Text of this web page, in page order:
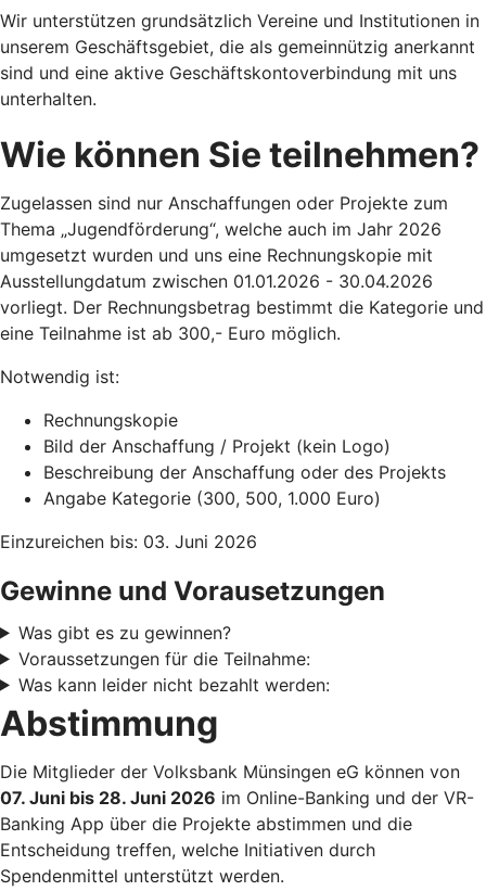
Wir unterstützen grundsätzlich Vereine und Institutionen in
unserem Geschäftsgebiet, die als gemeinnützig anerkannt
sind und eine aktive Geschäftskontoverbindung mit uns
unterhalten.
Wie können Sie teilnehmen?
Zugelassen sind nur Anschaffungen oder Projekte zum
Thema „Jugendförderung“, welche auch im Jahr 2026
umgesetzt wurden und uns eine Rechnungskopie mit
Ausstellungdatum zwischen 01.01.2026 - 30.04.2026
vorliegt. Der Rechnungsbetrag bestimmt die Kategorie und
eine Teilnahme ist ab 300,- Euro möglich.
Notwendig ist:
Rechnungskopie
Bild der Anschaffung / Projekt (kein Logo)
Beschreibung der Anschaffung oder des Projekts
Angabe Kategorie (300, 500, 1.000 Euro)
Einzureichen bis: 03. Juni 2026
Gewinne und Vorausetzungen
Was gibt es zu gewinnen?
Voraussetzungen für die Teilnahme:
Was kann leider nicht bezahlt werden:
Abstimmung
Die Mitglieder der Volksbank Münsingen eG können von
07. Juni bis 28. Juni 2026 im Online-Banking und der VR-
Banking App über die Projekte abstimmen und die
Entscheidung treffen, welche Initiativen durch
Spendenmittel unterstützt werden.